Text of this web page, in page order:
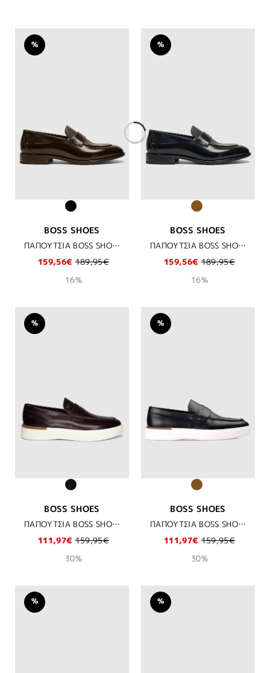
BOSS SHOES
ΠΑΠΟΥΤΣΙΑ BOSS SHOES - BROWN DAKAR
159,56€ 189,95€
16%
%
BOSS SHOES
ΠΑΠΟΥΤΣΙΑ BOSS SHOES - BLACK FLORENTIC
159,56€ 189,95€
16%
%
BOSS SHOES
ΠΑΠΟΥΤΣΙΑ BOSS SHOES - BROWN DAKAR
111,97€ 159,95€
30%
%
BOSS SHOES
ΠΑΠΟΥΤΣΙΑ BOSS SHOES - BLACK BERGAMO
111,97€ 159,95€
30%
%
% %